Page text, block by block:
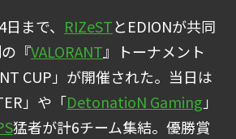
まで、 RIZeSTとEDIONが共同
『VALORANT』トーナメント
CUP」が開催された。当日は
」や「DetonatioN Gaming」
猛者が計6チーム集結。優勝賞